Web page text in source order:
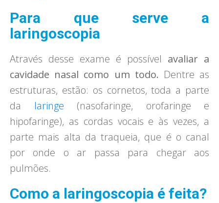
Para que serve a
laringoscopia
Através desse exame é possível avaliar a
cavidade nasal como um todo. Dentre as
estruturas, estão: os cornetos, toda a parte
da laringe (nasofaringe, orofaringe e
hipofaringe), as cordas vocais e às vezes, a
parte mais alta da traqueia, que é o canal
por onde o ar passa para chegar aos
pulmões.
Como a laringoscopia é feita?